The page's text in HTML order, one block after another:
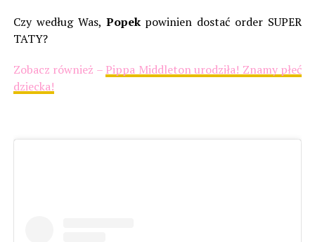
Czy według Was, Popekpowinien dostać order SUPER
TATY?
Zobacz również – Pippa Middleton urodziła! Znamy płeć
dziecka!